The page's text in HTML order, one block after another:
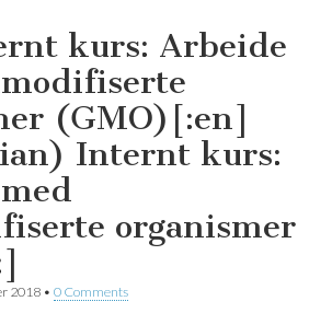
kurs: Arbeide
(GMO)[:en]
Internt kurs:
organismer
2018 • 0 Comments